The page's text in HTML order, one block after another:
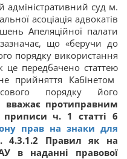
суд м.
асоціація адвокатів
Апеляційної палати
що «беручи до
порядку використання
це передбачено статтею
прийняття Кабінетом
порядку його
вважає протиправним
приписи ч. 1 статті 6
прав на знаки для
Правил як на
в наданні правової